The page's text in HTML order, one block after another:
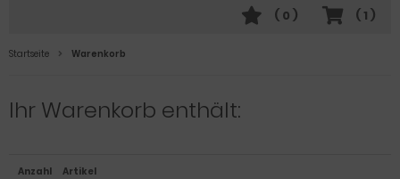
( 1 )
( 0 )
Startseite Warenkorb
Ihr Warenkorb enthält:
Anzahl Artikel